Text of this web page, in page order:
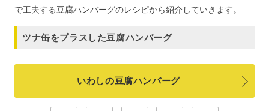
で工夫する豆腐ハンバーグのレシピから紹介していきます。
ツナ缶をプラスした豆腐ハンバーグ
いわしの豆腐ハンバーグ